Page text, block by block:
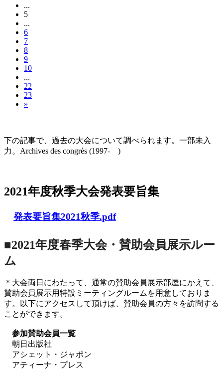
...
5
...
6
7
8
9
10
...
22
23
»
下の記事で、過去の大会について調べられます。一部未入
力。Archives des congrès (1997- )
2021年度秋季大会発表要旨集
発表要旨集2021秋季.pdf
■2021年度春季大会・賛助会員展示ルー
ム
＊大会両日にわたって、通常の賛助会員展示部屋にかえて、
賛助会員展示用特設ミーティングルームを用意しておりま
す。以下にアクセスして頂けば、賛助会員の方々を訪問する
ことができます。
参加賛助会員一覧
朝日出版社
アシェット・ジャポン
アティーナ・プレス